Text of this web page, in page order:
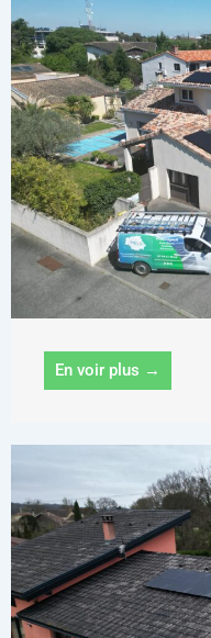
En voir plus →